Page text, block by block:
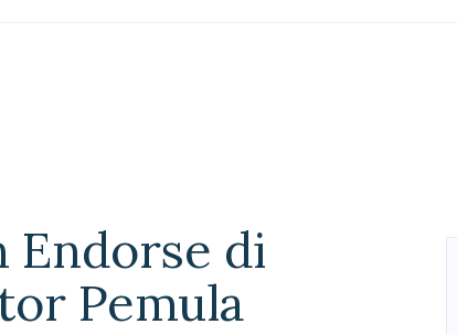
Endorse di
Pemula